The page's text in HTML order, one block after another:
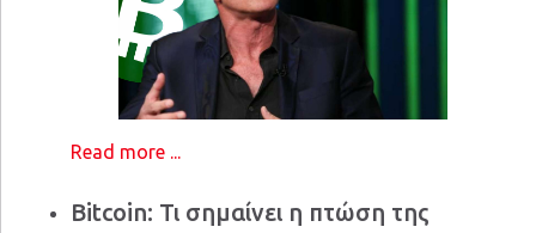
Read more ...
Bitcoin: Τι σημαίνει η πτώση της